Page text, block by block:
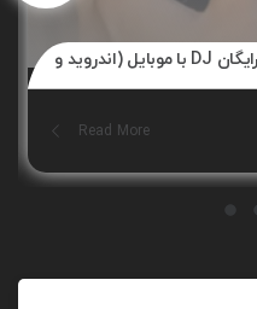
آموزش دی جی با گوشی | آموزش رایگان DJ با موبایل (اندروید و
Read More